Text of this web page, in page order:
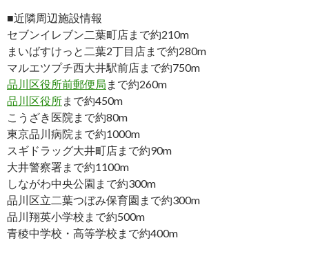
■近隣周辺施設情報
セブンイレブン二葉町店まで約210m
まいばすけっと二葉2丁目店まで約280m
マルエツプチ西大井駅前店まで約750m
品川区役所前郵便局 まで約260m
品川区役所まで約450m
こうざき医院まで約80m
東京品川病院まで約1000m
スギドラッグ大井町店まで約90m
大井警察署まで約1100m
しながわ中央公園まで約300m
品川区立二葉つぼみ保育園まで約300m
品川翔英小学校まで約500m
青稜中学校・高等学校まで約400m